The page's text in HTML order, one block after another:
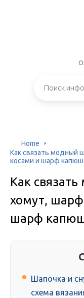
Home
Как связать модный
косами и шарф
Как
хомут,
шарф
Шапочка и
схема